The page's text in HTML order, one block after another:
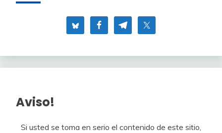
Aviso!
Si usted se toma en serio el contenido de este sitio,